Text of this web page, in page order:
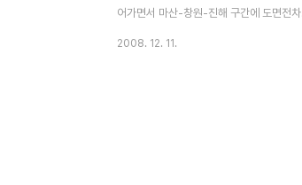
▲..
어가면서 마산-창원-진해 구간에 도면전차
2008. 12. 11.